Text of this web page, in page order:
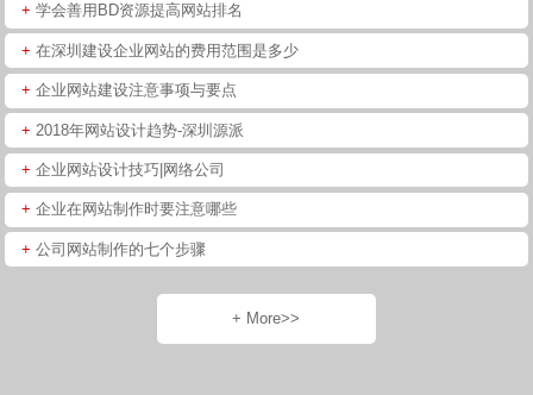
+ 学会善用BD资源提高网站排名
+ 在深圳建设企业网站的费用范围是多少
+ 企业网站建设注意事项与要点
+ 2018年网站设计趋势-深圳源派
+ 企业网站设计技巧|网络公司
+ 企业在网站制作时要注意哪些
+ 公司网站制作的七个步骤
+ More>>